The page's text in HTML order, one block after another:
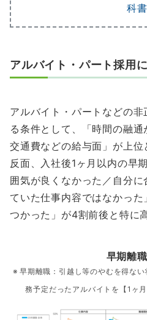
科書
アルバイト・パート採用
アルバイト・パートなどの
る条件として、「時間の融
交通費などの給与面」が上
反面、入社後1ヶ月以内の早
囲気が良くなかった／自分
ていた仕事内容ではなかっ
つかった」が4割前後と特に
早期離
早期離職：引越し等のやむを得な
務予定だったアルバイトを【1ヶ